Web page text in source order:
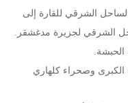
الشرقي للقارة إلى
الشرقي لجزيرة مدغشقر.
الكبرى وصحراء كلهاري